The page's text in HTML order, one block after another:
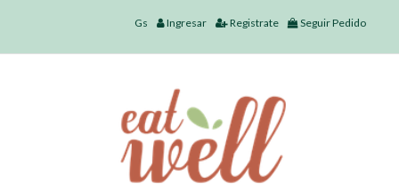
Gs Ingresar Registrate Seguir Pedido